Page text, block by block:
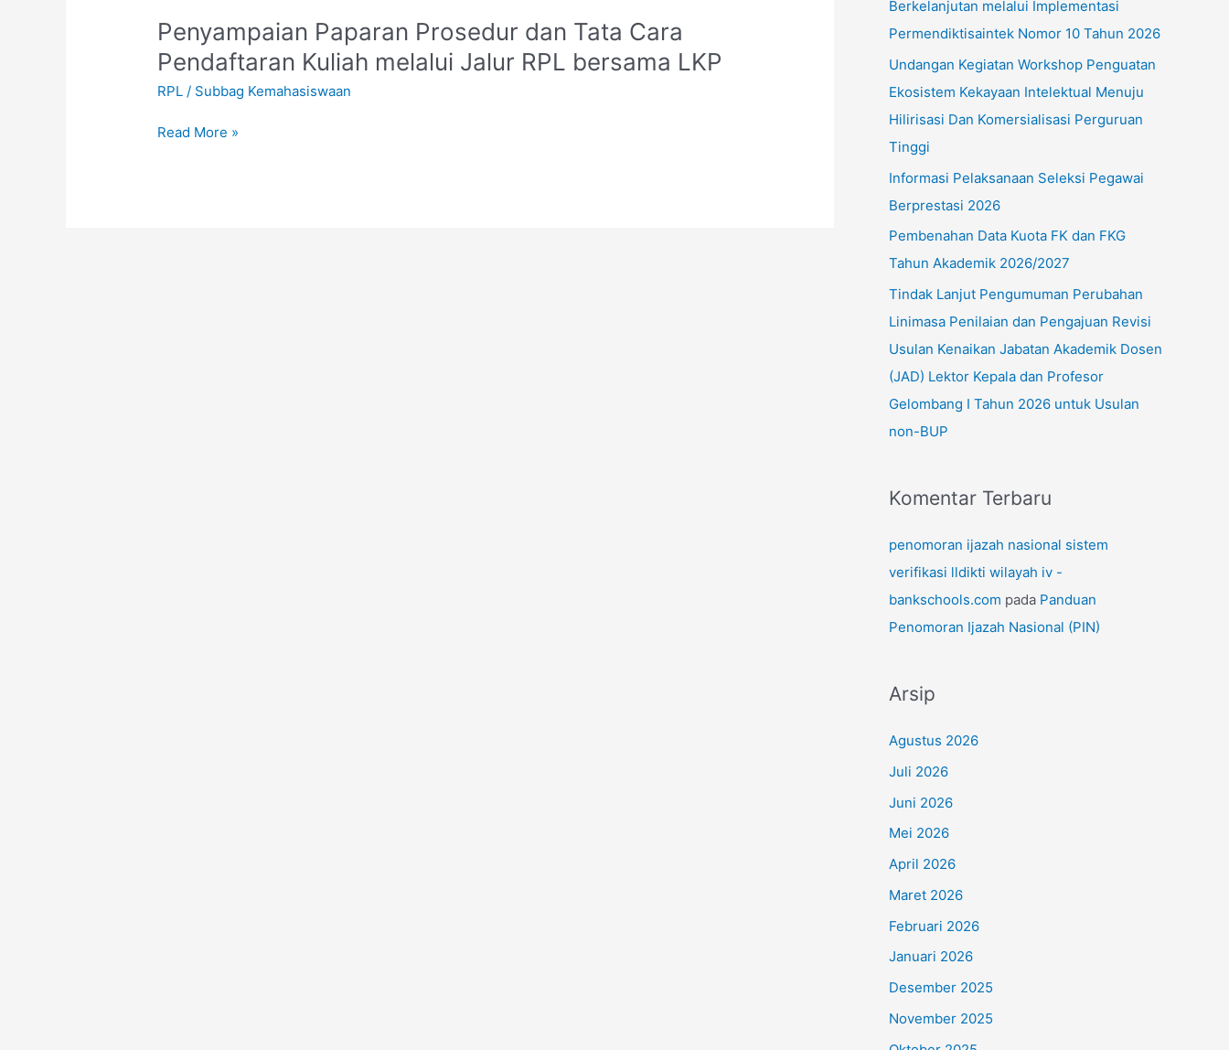
Penyampaian Paparan Prosedur dan Tata Cara
Pendaftaran Kuliah melalui Jalur RPL bersama LKP
RPL / Subbag Kemahasiswaan
Penyampaian
Paparan
Prosedur
dan
Cara
Read More »
u
Berkelanjutan melalui Implementasi
Permendiktisaintek Nomor 10 Tahun 2026
Undangan Kegiatan Workshop Penguatan
Ekosistem Kekayaan Intelektual Menuju
Hilirisasi Dan Komersialisasi Perguruan
Tinggi
Informasi Pelaksanaan Seleksi Pegawai
Berprestasi 2026
Pembenahan Data Kuota FK dan FKG
Tahun Akademik 2026/2027
Tindak Lanjut Pengumuman Perubahan
Linimasa Penilaian dan Pengajuan Revisi
Usulan Kenaikan Jabatan Akademik Dosen
(JAD) Lektor Kepala dan Profesor
Gelombang I Tahun 2026 untuk Usulan
non-BUP
Komentar Terbaru
penomoran ijazah nasional sistem
verifikasi lldikti wilayah iv -
bankschools.com pada Panduan
Penomoran Ijazah Nasional (PIN)
Arsip
Agustus 2026
Juli 2026
Juni 2026
Mei 2026
April 2026
Maret 2026
Februari 2026
Januari 2026
Desember 2025
November 2025